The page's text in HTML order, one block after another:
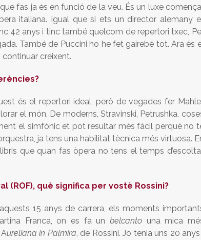
fas ja és en funció de la veu. És un luxe
italiana. Igual que si ets un director alemany
42 anys i tinc també quelcom de repertori txec,
També de Puccini ho he fet gairebé tot. Ara és
creixent.
és el repertori ideal, però de vegades fer
el món. De moderns, Stravinski, Petrushka,
el simfònic et pot resultar més fàcil perquè no
ja tens una habilitat tècnica més virtuosa.
que quan fas òpera no tens el temps
(ROF), què significa per vostè Rossini?
15 anys de carrera, els moments
Franca, on es fa un belcantouna mica
ureliana in Palmira, de Rossini. Jo tenia uns 20